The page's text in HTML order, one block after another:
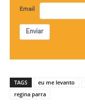
Email
Enviar
TAGS eu me levanto
regina parra